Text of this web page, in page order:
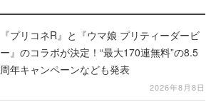
『プリコネR』と『ウマ娘 プリティーダービ
ー』のコラボが決定！“最大170連無料”の8.5
周年キャンペーンなども発表
2026年8月8日